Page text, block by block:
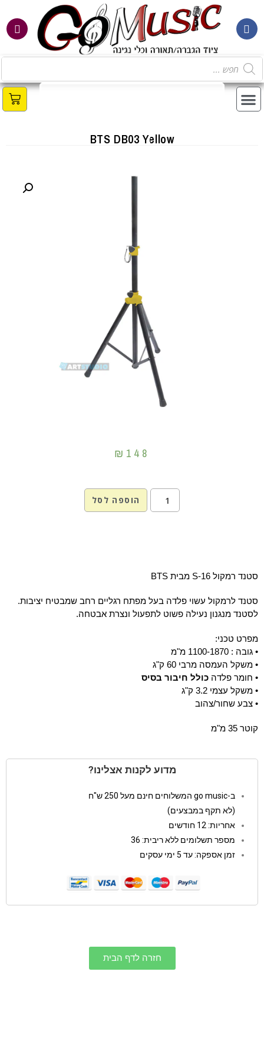
BTS DB03 Yellow
₪ 148
הוספה לסל
סטנד רמקול S-16 מבית BTS
סטנד לרמקול עשוי פלדה בעל מפתח רגליים רחב שמבטיח יציבות.
לסטנד מנגנון נעילה פשוט לתפעול ונצרת אבטחה.
מפרט טכני:
• גובה : 1100-1870 מ"מ
• משקל העמסה מרבי 60 ק"ג
• חומר פלדה כולל חיבור בסיס
• משקל עצמי 3.2 ק"ג
• צבע שחור/צהוב
קוטר 35 מ"מ
מדוע לקנות אצלינו?
ב-go music המשלוחים חינם מעל 250 ש"ח
(לא תקף במבצעים)
אחריות: 12 חודשים
מספר תשלומים ללא ריבית: 36
זמן אספקה: עד 5 ימי עסקים
חזרה לדף הבית